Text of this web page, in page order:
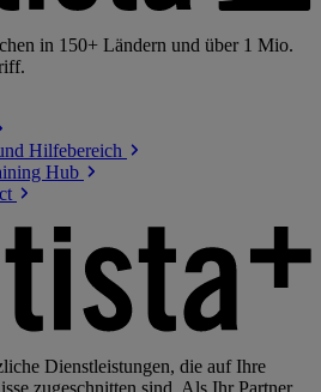
in 150+ Ländern und über 1 Mio.
Hilfebereich
Hub
Dienstleistungen, die auf Ihre
zugeschnitten sind. Als Ihr Partner